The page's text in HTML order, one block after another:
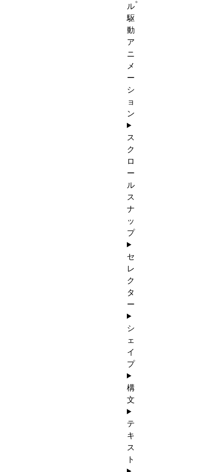
ル
駆
動
ア
ニ
メ
ー
シ
ョ
ン
ス
ク
ロ
ー
ル
ス
ナ
ッ
プ
セ
レ
ク
タ
ー
シ
ェ
イ
プ
構
文
テ
キ
ス
ト